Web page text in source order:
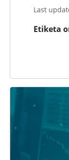
Last
Etiketa